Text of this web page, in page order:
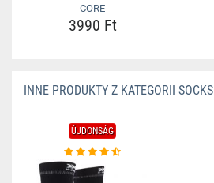
CORE
3990 Ft
INNE PRODUKTY Z KATEGORII SOCKS
ÚJDONSÁG